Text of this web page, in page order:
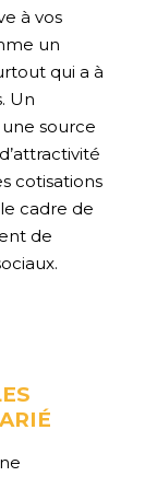
à vos
un
qui a à
Un
source
cotisations
cadre de
de